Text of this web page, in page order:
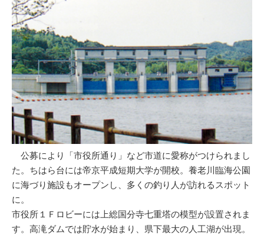
公募により「市役所通り」など市道に愛称がつけられまし
た。ちはら台には帝京平成短期大学が開校。養老川臨海公園
に海づり施設もオープンし、多くの釣り人が訪れるスポット
に。
市役所１Ｆロビーには上総国分寺七重塔の模型が設置されま
す。高滝ダムでは貯水が始まり、県下最大の人工湖が出現。